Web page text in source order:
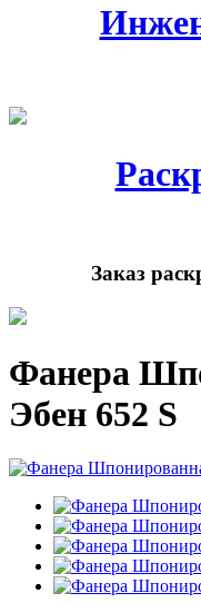
Заказ
Фанера
Эбен 652 S